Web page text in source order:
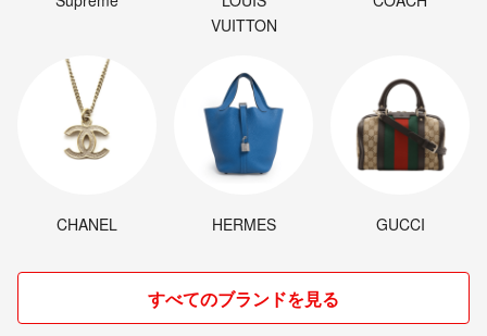
VUITTON
CHANEL HERMES GUCCI
すべてのブランドを見る